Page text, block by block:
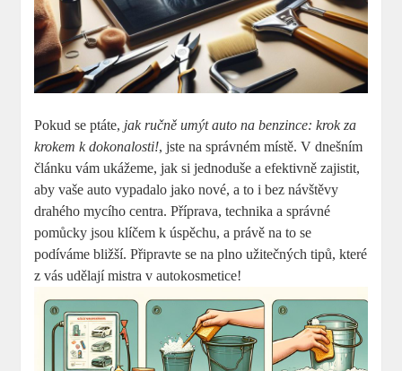
Pokud se ptáte, jak ručně umýt auto na benzince: krok za
krokem k dokonalosti!, jste na správném místě. V dnešním
článku vám ukážeme, jak si jednoduše a efektivně zajistit,
aby vaše auto vypadalo jako nové, a to i bez návštěvy
drahého mycího centra. Příprava, technika a správné
pomůcky jsou klíčem k úspěchu, a právě na to se
podíváme bližší. Připravte se na plno užitečných tipů, které
z vás udělají mistra v autokosmetice!